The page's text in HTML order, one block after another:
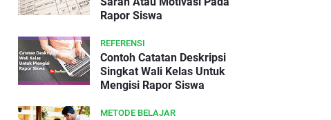
Rapor Siswa
REFERENSI
Contoh Catatan Deskripsi
Singkat Wali Kelas Untuk
Mengisi Rapor Siswa
METODE BELAJAR